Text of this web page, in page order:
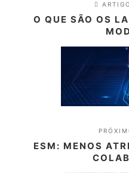
O QUE SÃO OS
ESM: MENOS